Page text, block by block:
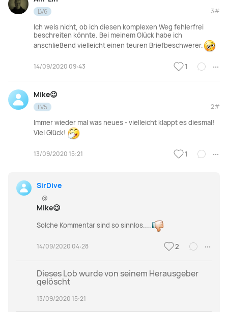
LV6 3#
Ich weis nicht, ob ich diesen komplexen Weg fehlerfrei
beschreiten könnte. Bei meinem Glück habe ich
anschließend vielleicht einen teuren Briefbeschwerer.
14/09/2020 09:43 1
Mike😉
LV5 2#
Immer wieder mal was neues - vielleicht klappt es diesmal!
Viel Glück!
13/09/2020 15:21 1
SirDive
@
Mike😉
Solche Kommentar sind so sinnlos....
14/09/2020 04:28 2
Dieses Lob wurde von seinem Herausgeber
gelöscht
13/09/2020 15:21